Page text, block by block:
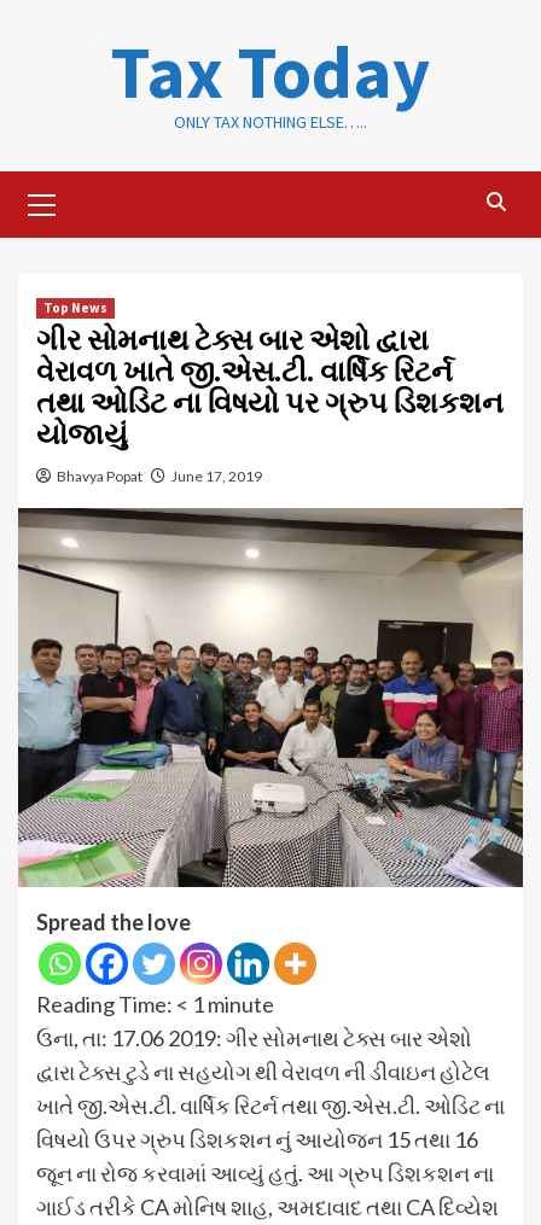
Tax Today
ONLY TAX NOTHING ELSE…..
Menu
Top News
ગીર સોમનાથ ટેક્સ બાર એશો દ્વારા
વેરાવળ ખાતે જી.એસ.ટી. વાર્ષિક રિટર્ન
તથા ઓડિટ ના વિષયો પર ગ્રુપ ડિશકશન
યોજાયું
Bhavya Popat June 17, 2019
Spread the love
Reading Time: < 1minute
ઉના, તા: 17.06 2019: ગીર સોમનાથ ટેક્સ બાર એશો
દ્વારા ટેક્સ ટુડે ના સહયોગ થી વેરાવળ ની ડીવાઇન હોટેલ
ખાતે જી.એસ.ટી. વાર્ષિક રિટર્ન તથા જી.એસ.ટી. ઓડિટ ના
વિષયો ઉપર ગ્રુપ ડિશકશન નું આયોજન 15 તથા 16
જૂન ના રોજ કરવામાં આવ્યું હતું. આ ગ્રુપ ડિશકશન ના
ગાઈડ તરીકે CA મોનિષ શાહ, અમદાવાદ તથા CA દિવ્યેશ